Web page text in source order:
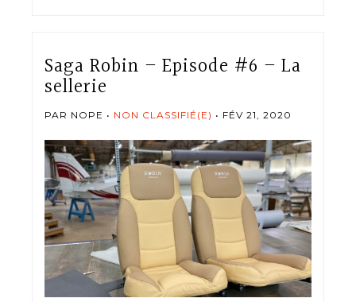
Saga Robin – Episode #6 – La
sellerie
PAR NOPE NON CLASSIFIÉ(E) FÉV 21, 2020